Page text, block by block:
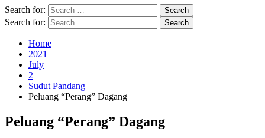
Search for:
Search for:
Home
2021
July
2
Sudut Pandang
Peluang “Perang” Dagang
Peluang “Perang” Dagang